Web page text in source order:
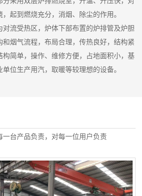
起到燃烧充分，消烟、除尘的作用。
流受热区，炉体下部布置的炉排管及炉胆
烟气流程，布局合理，传热良好，结构紧
简单，操作、维修方便，占地面积小，基
位生产用汽，取暖等较理想的设备。
台产品负责，对每一位用户负责